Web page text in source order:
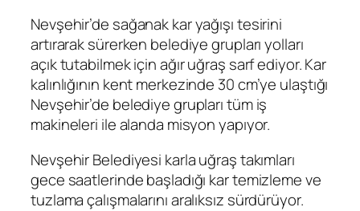
Nevşehir’de sağanak kar yağışı tesirini
artırarak sürerken belediye grupları yolları
açık tutabilmek için ağır uğraş sarf ediyor. Kar
kalınlığının kent merkezinde 30 cm’ye ulaştığı
Nevşehir’de belediye grupları tüm iş
makineleri ile alanda misyon yapıyor.
Nevşehir Belediyesi karla uğraş takımları
gece saatlerinde başladığı kar temizleme ve
tuzlama çalışmalarını aralıksız sürdürüyor.